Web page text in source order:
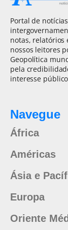
Portal de
notas, relatórios
nossos leitores
Geopolítica
pela
interesse
Navegue
África
Américas
Ásia e
Europa
Oriente